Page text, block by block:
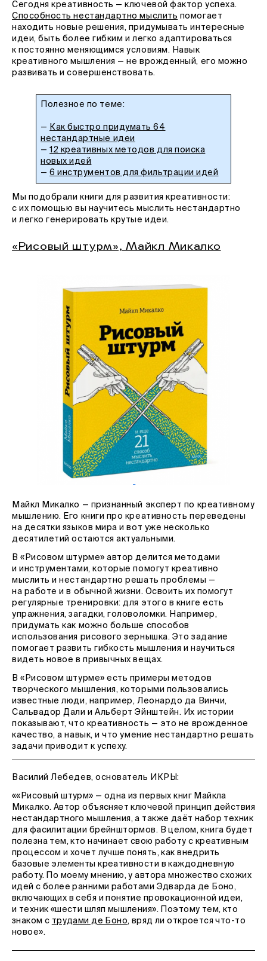
Сегодня креативность — ключевой фактор успеха.
Способность нестандартно мыслить помогает
находить новые решения, придумывать интересные
идеи, быть более гибким и легко адаптироваться
к постоянно меняющимся условиям. Навык
креативного мышления — не врожденный, его можно
развивать и совершенствовать.
Полезное по теме:
— Как быстро придумать 64
нестандартные идеи
—12 креативных методов для поиска
новых идей
—6 инструментов для фильтрации идей
Мы подобрали книги для развития креативности:
с их помощью вы научитесь мыслить нестандартно
и легко генерировать крутые идеи.
«Рисовый штурм», Майкл Микалко
Майкл Микалко — признанный эксперт по креативному
мышлению. Его книги про креативность переведены
на десятки языков мира и вот уже несколько
десятилетий остаются актуальными.
В «Рисовом штурме» автор делится методами
и инструментами, которые помогут креативно
мыслить и нестандартно решать проблемы —
на работе и в обычной жизни. Освоить их помогут
регулярные тренировки: для этого в книге есть
упражнения, загадки, головоломки. Например,
придумать как можно больше способов
использования рисового зернышка. Это задание
помогает развить гибкость мышления и научиться
видеть новое в привычных вещах.
В «Рисовом штурме» есть примеры методов
творческого мышления, которыми пользовались
известные люди, например, Леонардо да Винчи,
Сальвадор Дали и Альберт Эйнштейн. Их истории
показывают, что креативность — это не врожденное
качество, а навык, и что умение нестандартно решать
задачи приводит к успеху.
Василий Лебедев, основатель ИКРЫ:
««Рисовый штурм» — одна из первых книг Майкла
Микалко. Автор объясняет ключевой принцип действия
нестандартного мышления, а также даёт набор техник
для фасилитации брейнштормов. В целом, книга будет
полезна тем, кто начинает свою работу с креативным
процессом и хочет лучше понять, как внедрить
базовые элементы креативности в каждодневную
работу. По моему мнению, у автора множество схожих
идей с более ранними работами Эдварда де Боно,
включающих в себя и понятие провокационной идеи,
и техник «шести шляп мышления». Поэтому тем, кто
знаком с трудами де Боно, вряд ли откроется что-то
новое».